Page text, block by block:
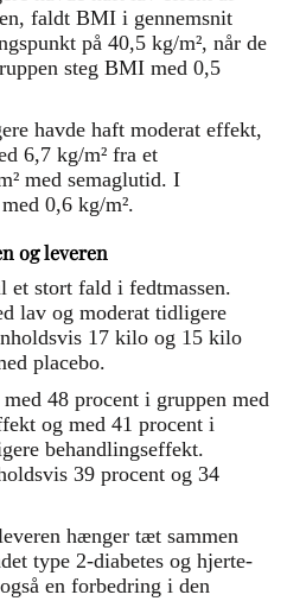
faldt BMI i gennemsnit
på 40,5 kg/m², når de
steg BMI med 0,5
havde haft moderat effekt,
6,7 kg/m² fra et
med semaglutid. I
0,6 kg/m².
og leveren
et stort fald i fedtmassen.
lav og moderat tidligere
17 kilo og 15 kilo
placebo.
48 procent i gruppen med
og med 41 procent i
behandlingseffekt.
39 procent og 34
hænger tæt sammen
type 2-diabetes og hjerte-
en forbedring i den